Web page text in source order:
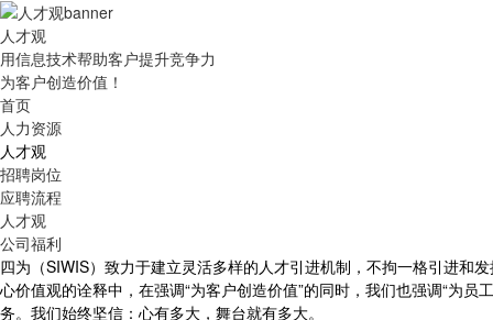
人才观
用信息技术帮助客户提升竞争力
为客户创造价值！
首页
人力资源
人才观
招聘岗位
应聘流程
人才观
公司福利
四为（SIWIS）致力于建立灵活多样的人才引进机制，不拘一格引进和
心价值观的诠释中，在强调“为客户创造价值”的同时，我们也强调“为
务。我们始终坚信：心有多大，舞台就有多大。